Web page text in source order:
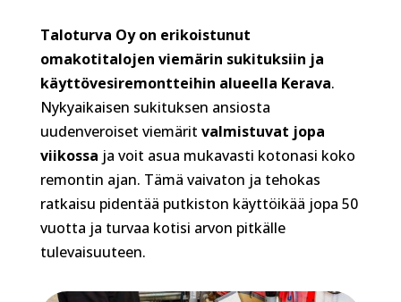
Taloturva Oy on erikoistunut
omakotitalojen viemärin sukituksiin ja
käyttövesiremontteihin alueella Kerava.
Nykyaikaisen sukituksen ansiosta
uudenveroiset viemärit valmistuvat jopa
viikossa ja voit asua mukavasti kotonasi koko
remontin ajan. Tämä vaivaton ja tehokas
ratkaisu pidentää putkiston käyttöikää jopa 50
vuotta ja turvaa kotisi arvon pitkälle
tulevaisuuteen.